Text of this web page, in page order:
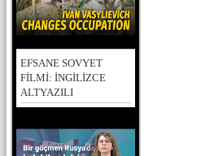
EFSANE SOVYET
FİLMİ: İNGİLİZCE
ALTYAZILI